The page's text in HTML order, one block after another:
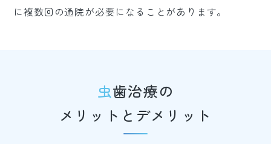
に複数回の通院が必要になることがあります。
虫歯治療の
メリットとデメリット